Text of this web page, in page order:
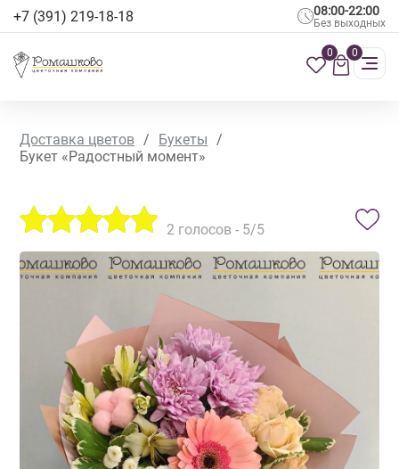
+7 (391) 219-18-18 08:00-22:00
Без выходных
0 0
Доставка цветов / Букеты
/
Букет «Радостный момент»
2 голосов - 5/5